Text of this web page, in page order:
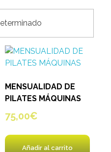
MENSUALIDAD DE
PILATES MÁQUINAS
75,00€
Añadir al carrito